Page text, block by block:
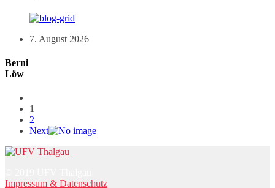
7. August 2026
Berni
Löw
1
2
Next
Impressum & Datenschutz